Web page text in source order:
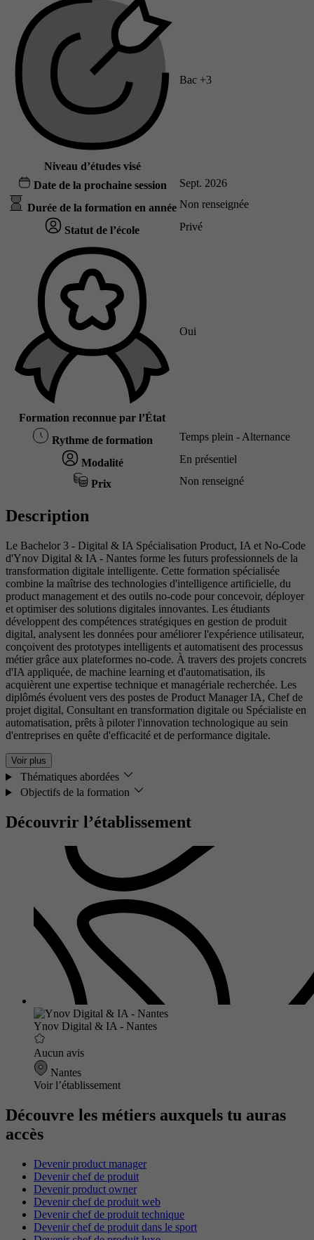
Niveau d’études visé
Bac +3
Date de la prochaine session Sept. 2026
Durée de la formation en année Non renseignée
Statut de l’école Privé
Formation reconnue par l’État
Oui
Rythme de formation Temps plein - Alternance
Modalité En présentiel
Prix Non renseigné
Description
Le Bachelor 3 - Digital & IA Spécialisation Product, IA et No-Code
d'Ynov Digital & IA - Nantes forme les futurs professionnels de la
transformation digitale intelligente. Cette formation spécialisée
combine la maîtrise des technologies d'intelligence artificielle, du
product management et des outils no-code pour concevoir, déployer
et optimiser des solutions digitales innovantes. Les étudiants
développent des compétences stratégiques en gestion de produit
digital, analysent les données pour améliorer l'expérience utilisateur,
conçoivent des prototypes intelligents et automatisent des processus
métier grâce aux plateformes no-code. À travers des projets concrets
d'IA appliquée, de machine learning et d'automatisation, ils
acquièrent une expertise technique et managériale recherchée. Les
diplômés évoluent vers des postes de Product Manager IA, Chef de
projet digital, Consultant en transformation digitale ou Spécialiste en
automatisation, prêts à piloter l'innovation technologique au sein
d'entreprises en quête d'efficacité et de performance digitale.
Voir plus
Thématiques abordées
Objectifs de la formation
Découvrir l’établissement
Ynov Digital & IA - Nantes
Aucun avis
Nantes
Voir l’établissement
Découvre les métiers auxquels tu auras
accès
Devenir product manager
Devenir chef de produit
Devenir product owner
Devenir chef de produit web
Devenir chef de produit technique
Devenir chef de produit dans le sport